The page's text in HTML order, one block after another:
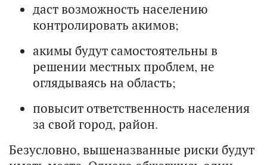
даст возможность населению
контролировать акимов;
акимы будут самостоятельны в
решении местных проблем, не
оглядываясь на область;
повысит ответственность населения
за свой город, район.
Безусловно, вышеназванные риски будут